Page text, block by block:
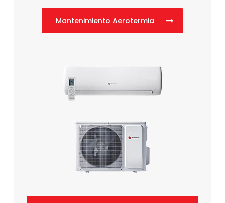
Mantenimiento Aerotermia